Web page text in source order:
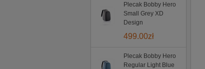
Plecak Bobby Hero
Small Grey XD
Design
499.00zł
Plecak Bobby Hero
Regular Light Blue